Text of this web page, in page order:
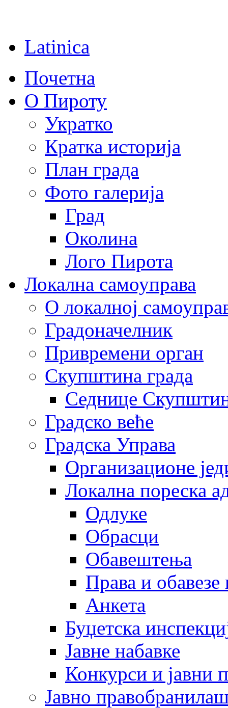
Latinica
Почетна
О Пироту
Укратко
Кратка историја
План града
Фото галерија
Град
Околина
Лого Пирота
Локална самоуправа
О локалној
Градоначелник
Привремени орган
Скупштина града
Седнице
Градско веће
Градска Управа
Организационе
Локална пореска
Одлуке
Обрасци
Обавештења
Права и
Анкета
Буџетска
Јавне набавке
Конкурси и јавни
Јавно